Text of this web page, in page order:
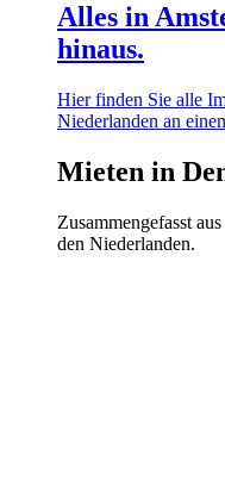
Alles in
hinaus.
Hier finden Sie alle
Niederlanden an
Mieten in
Zusammengefasst
den Niederlanden.